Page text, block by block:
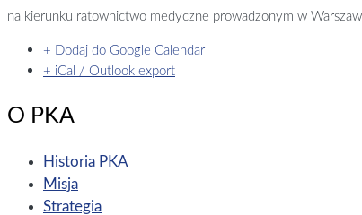
na kierunku ratownictwo medyczne prowadzonym w
+ Dodaj do Google Calendar
+ iCal / Outlook export
O PKA
Historia PKA
Misja
Strategia